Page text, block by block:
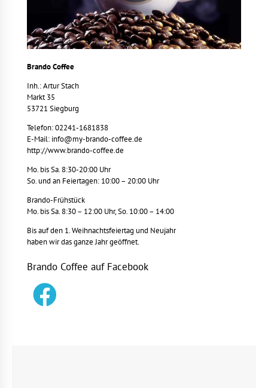
Brando Coffee
Inh.: Artur Stach
Markt 35
53721 Siegburg
Telefon: 02241-1681838
E-Mail: info@my-brando-coffee.de
http://www.brando-coffee.de
Mo. bis Sa. 8:30-20:00 Uhr
So. und an Feiertagen: 10:00 – 20:00 Uhr
Brando-Frühstück
Mo. bis Sa. 8:30 – 12:00 Uhr, So. 10:00 – 14:00
Bis auf den 1. Weihnachtsfeiertag und Neujahr
haben wir das ganze Jahr geöffnet.
Brando Coffee auf Facebook